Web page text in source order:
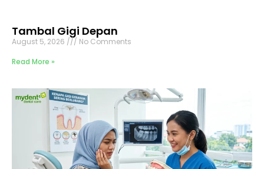
Tambal Gigi Depan
August 5, 2026
No Comments
Read More »